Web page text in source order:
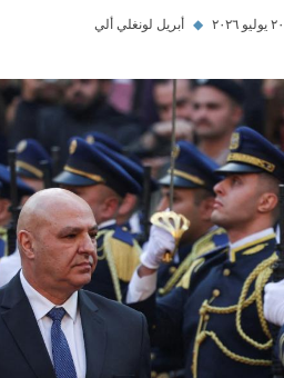
٢٠ يوليو ٢٠٢٦ ◆ أبريل لونغلي ألي